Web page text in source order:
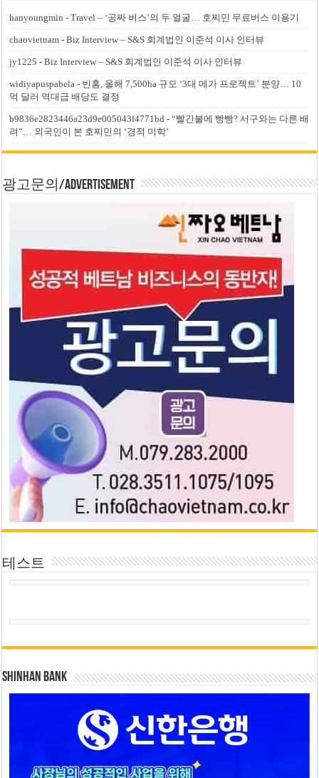
hanyoungmin -Travel – ‘공짜 버스’의 두 얼굴… 호찌민 무료버스 이용기
chaovietnam -Biz Interview – S&S 회계법인 이준석 이사 인터뷰
jy1225 -Biz Interview – S&S 회계법인 이준석 이사 인터뷰
widiyapuspabela - 빈홈, 올해 7,500ha 규모 ‘3대 메가 프로젝트’ 분양… 10
억 달러 역대급 배당도 결정
b9836e2823446a23d9e005043f4771bd -“빨간불에 빵빵? 서구와는 다른 배
려”… 외국인이 본 호찌민의 ‘경적 미학’
광고문의/Advertisement
테스트
SHINHAN BANK